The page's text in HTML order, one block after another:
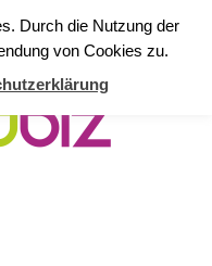
Durch die Nutzung der
von Cookies zu.